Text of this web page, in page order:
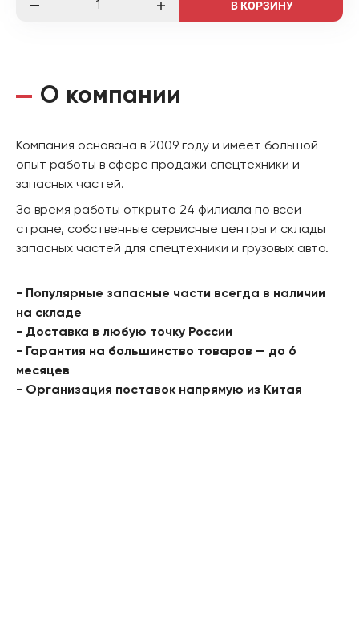
В КОРЗИНУ
О компании
Компания основана в 2009 году и имеет большой
опыт работы в сфере продажи спецтехники и
запасных частей.
За время работы открыто 24 филиала по всей
стране, собственные сервисные центры и склады
запасных частей для спецтехники и грузовых авто.
- Популярные запасные части всегда в наличии
на складе
- Доставка в любую точку России
- Гарантия на большинство товаров — до 6
месяцев
- Организация поставок напрямую из Китая